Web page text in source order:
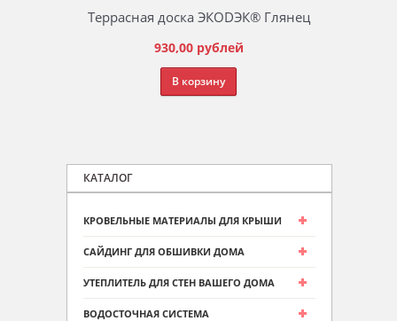
Террасная доска ЭКОDЭК® Глянец
930,00 рублей
В корзину
КАТАЛОГ
КРОВЕЛЬНЫЕ МАТЕРИАЛЫ ДЛЯ КРЫШИ
САЙДИНГ ДЛЯ ОБШИВКИ ДОМА
УТЕПЛИТЕЛЬ ДЛЯ СТЕН ВАШЕГО ДОМА
ВОДОСТОЧНАЯ СИСТЕМА